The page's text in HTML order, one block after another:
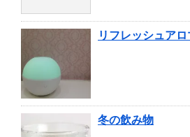
リフレッシュア
冬の飲み物